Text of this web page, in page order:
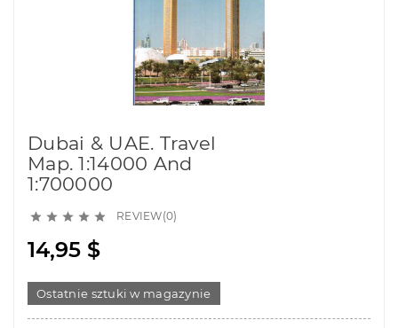
Dubai & UAE. Travel
Map. 1:14000 And
1:700000
     REVIEW(0)
14,95 $
Ostatnie sztuki w magazynie